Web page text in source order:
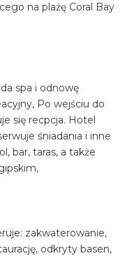
na plażę Coral Bay
spa i odnowę
Po wejściu do
się recpcja. Hotel
śniadania i inne
bar, taras, a także
zakwaterowanie,
odkryty basen,